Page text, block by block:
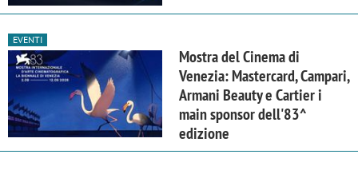
EVENTI
Mostra del Cinema di
Venezia: Mastercard, Campari,
Armani Beauty e Cartier i
main sponsor dell'83^
edizione